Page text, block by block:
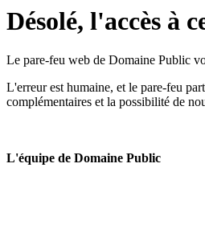
Désolé, l'accès à
Le pare-feu web de Domaine Public
L'erreur est humaine, et le pare-feu
complémentaires et la possibilité de
L'équipe de Domaine Public